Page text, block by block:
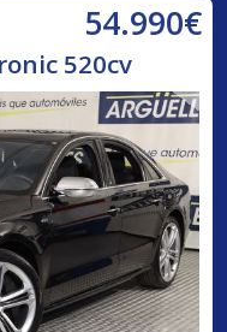
54.990€
520cv